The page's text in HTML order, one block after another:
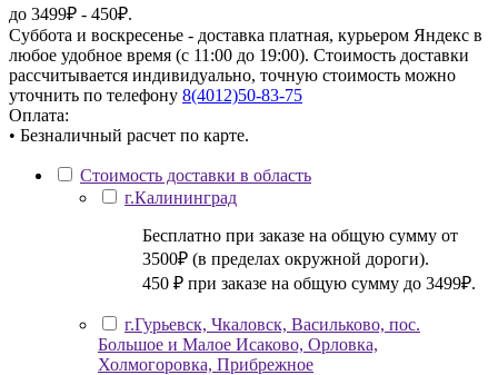
до 3499₽ - 450₽.
Суббота и воскресенье - доставка платная, курьером Яндекс в
любое удобное время (с 11:00 до 19:00). Стоимость доставки
рассчитывается индивидуально, точную стоимость можно
уточнить по телефону 8(4012)50-83-75
Оплата:
• Безналичный расчет по карте.
Стоимость доставки в область
г.Калининград
Бесплатно при заказе на общую сумму от
3500₽ (в пределах окружной дороги).
450 ₽ при заказе на общую сумму до 3499₽.
г.Гурьевск, Чкаловск, Васильково, пос.
Большое и Малое Исаково, Орловка,
Холмогоровка, Прибрежное